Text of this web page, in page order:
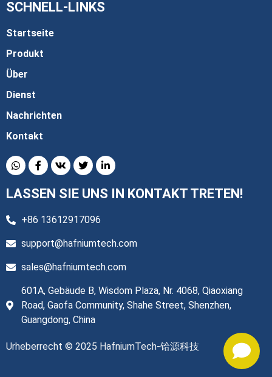
SCHNELL-LINKS
Startseite
Produkt
Über
Dienst
Nachrichten
Kontakt
LASSEN SIE UNS IN KONTAKT TRETEN!
+86 13612917096
support@hafniumtech.com
sales@hafniumtech.com
601A, Gebäude B, Wisdom Plaza, Nr. 4068, Qiaoxiang
Road, Gaofa Community, Shahe Street, Shenzhen,
Guangdong, China
Urheberrecht © 2025 HafniumTech-铪源科技